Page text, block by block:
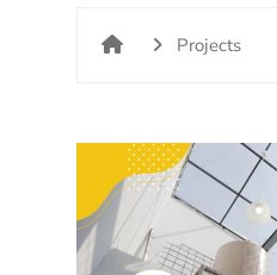
Projects